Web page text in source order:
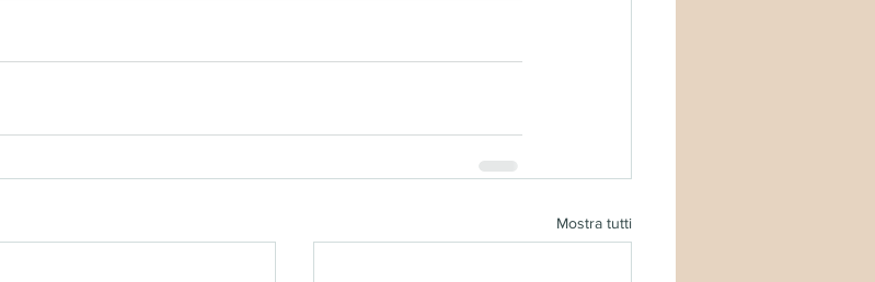
Mostra tutti